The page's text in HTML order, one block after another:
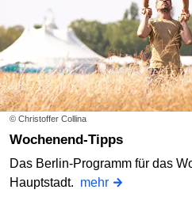
© Christoffer Collina
Wochenend-Tipps
Das Berlin-Programm für das
Hauptstadt. mehr